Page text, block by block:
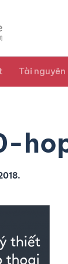
Tài nguyên
.